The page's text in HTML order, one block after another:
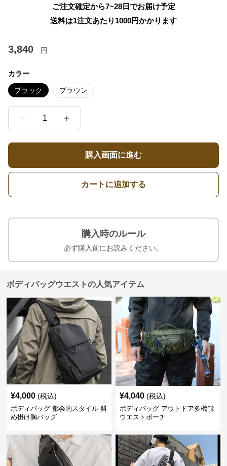
ご注文確定から7~28日でお届け予定
送料は1注文あたり 1000円かかります
3,840 円
カラー
ブラック ブラウン
1
購入画面に進む
カートに追加する
購入時のルール
必ず購入前にお読みください。
ボディバッグウエストの人気アイテム
¥4,000 (税込)
ボディバッグ 都会的スタイル 斜
め掛け胸バッグ
¥4,040 (税込)
ボディバッグ アウトドア多機能
ウエストポーチ